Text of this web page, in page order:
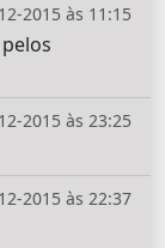
2015 às 11:15
2015 às 23:25
2015 às 22:37